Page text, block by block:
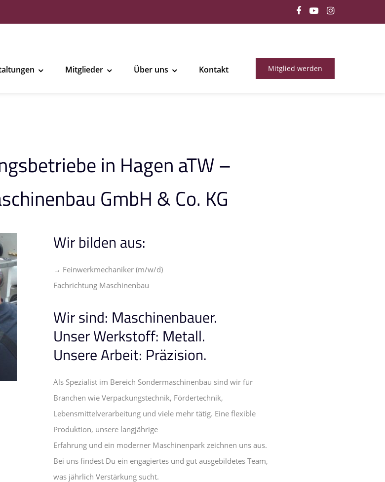
Mitglied werden
Mitglieder Über uns Kontakt
in Hagen aTW –
GmbH & Co. KG
Wir bilden aus:
→ Feinwerkmechaniker (m/w/d)
Fachrichtung Maschinenbau
Wir sind: Maschinenbauer.
Unser Werkstoff: Metall.
Unsere Arbeit: Präzision.
Als Spezialist im Bereich Sondermaschinenbau sind wir für
Branchen wie Verpackungstechnik, Fördertechnik,
Lebensmittelverarbeitung und viele mehr tätig. Eine flexible
Produktion, unsere langjährige
Erfahrung und ein moderner Maschinenpark zeichnen uns aus.
Bei uns findest Du ein engagiertes und gut ausgebildetes Team,
was jährlich Verstärkung sucht.